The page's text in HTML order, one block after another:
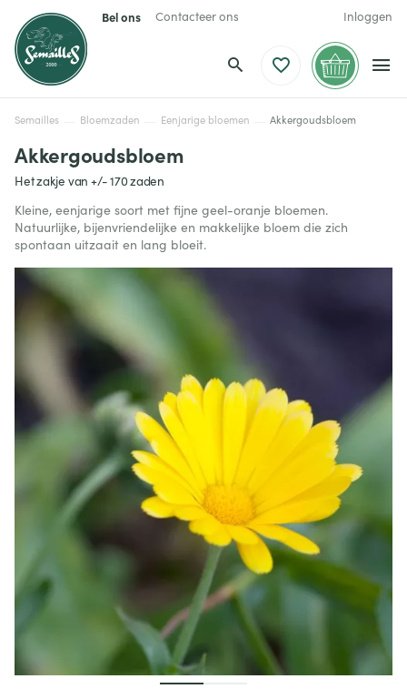
Bel ons Contacteer ons Inloggen
Semailles Bloemzaden Eenjarige bloemen Akkergoudsbloem
Akkergoudsbloem
Het zakje van +/- 170 zaden
Kleine, eenjarige soort met fijne geel-oranje bloemen.
Natuurlijke, bijenvriendelijke en makkelijke bloem die zich
spontaan uitzaait en lang bloeit.